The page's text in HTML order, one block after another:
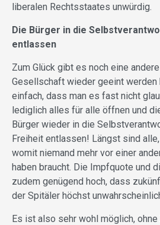
liberalen Rechtsstaates unwürdig.
Die Bürger in die
entlassen
Zum Glück gibt es noch eine
Gesellschaft wieder geeint werden
einfach, dass man es fast nicht
lediglich alles für alle öffnen und
Bürger wieder in die
Freiheit entlassen! Längst sind
womit niemand mehr vor einer
haben braucht. Die Impfquote und
zudem genügend hoch, dass
der Spitäler höchst
Es ist also sehr wohl möglich,